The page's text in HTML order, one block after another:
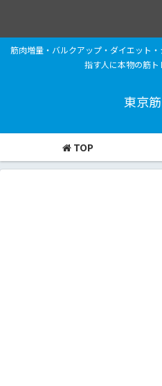
筋肉増量・バルクアップ・ダイエット
指す人に本物の筋ト
東京
TOP